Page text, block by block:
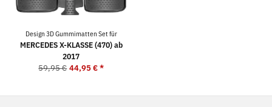
Design 3D Gummimatten Set für
MERCEDES X-KLASSE (470) ab
2017
59,95 € 44,95 €*